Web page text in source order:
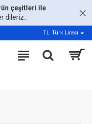
çeşitleri ile
dileriz..
TL Türk Lirası